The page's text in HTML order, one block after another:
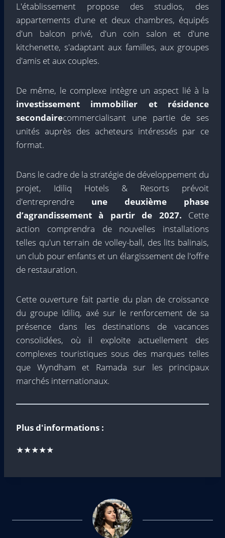
L'établissement propose des studios, des
appartements d'une et deux chambres, équipés
d'un balcon privé, d'un coin salon et d'une
kitchenette, s'adaptant aux familles, aux groupes
d'amis et aux couples.
De même, le complexe intègre un aspect lié à la
investissement immobilier et résidence
secondairecommercialisant une partie de ses
unités auprès des acheteurs intéressés par ce
format.
Dans le cadre de la stratégie de développement du
projet, Idiliq Hotels & Resorts prévoit
d'entreprendre une deuxième phase
d’agrandissement à partir de 2027. Cette
action comprendra de nouvelles installations
telles qu'un terrain de volley-ball, des lits balinais,
un club pour enfants et un élargissement de l'offre
de restauration.
Cette ouverture fait partie du plan de croissance
du groupe Idiliq, axé sur le renforcement de sa
présence dans les destinations de vacances
consolidées, où il exploite actuellement des
complexes touristiques sous des marques telles
que Wyndham et Ramada sur les principaux
marchés internationaux.
Plus d'informations :
★★★★★